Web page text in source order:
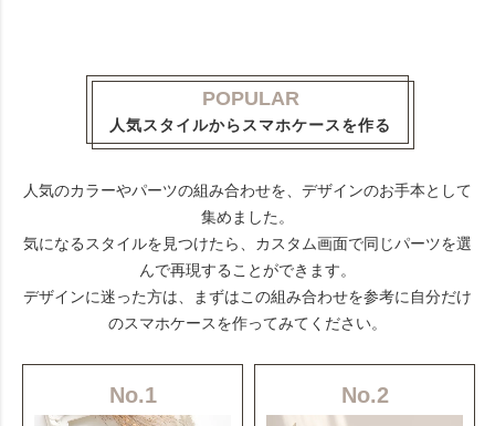
POPULAR
人気スタイルからスマホケースを作る
人気のカラーやパーツの組み合わせを、デザインのお手本として
集めました。
気になるスタイルを見つけたら、カスタム画面で同じパーツを選
んで再現することができます。
デザインに迷った方は、まずはこの組み合わせを参考に自分だけ
のスマホケースを作ってみてください。
No.1 No.2